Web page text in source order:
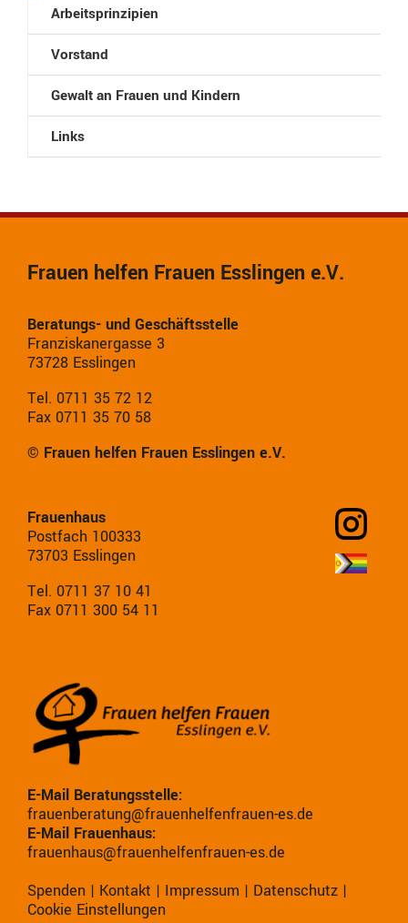
Arbeitsprinzipien
Vorstand
Gewalt an Frauen und Kindern
Links
Frauen helfen Frauen Esslingen e.V.
Beratungs- und Geschäftsstelle
Franziskanergasse 3
73728 Esslingen
Tel. 0711 35 72 12
Fax 0711 35 70 58
© Frauen helfen Frauen Esslingen e.V.
Frauenhaus
Postfach 100333
73703 Esslingen
Tel. 0711 37 10 41
Fax 0711 300 54 11
E-Mail Beratungsstelle:
frauenberatung@frauenhelfenfrauen-es.de
E-Mail Frauenhaus:
frauenhaus@frauenhelfenfrauen-es.de
Spenden | Kontakt | Impressum | Datenschutz |
Cookie Einstellungen